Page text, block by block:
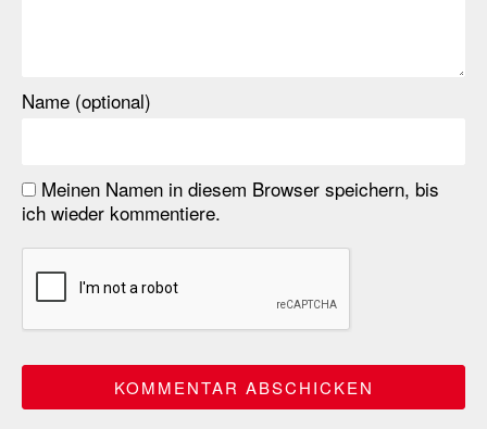
Name (optional)
Meinen Namen in diesem Browser speichern, bis
ich wieder kommentiere.